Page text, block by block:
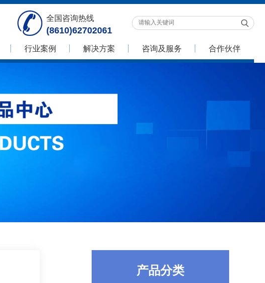
全国咨询热线
(8610)62702061
行业案例 解决方案 咨询及服务 合作伙伴
产品分类